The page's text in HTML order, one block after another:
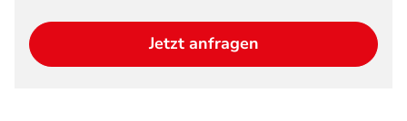
Jetzt anfragen